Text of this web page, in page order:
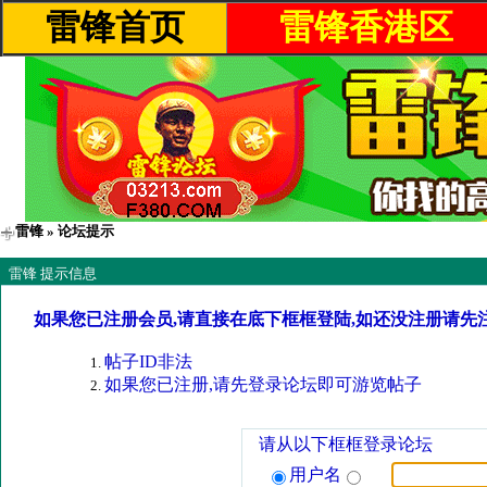
雷锋首页 雷锋香港区
雷锋 » 论坛提示
雷锋 提示信息
如果您已注册会员,请直接在底下框框登陆,如还没注册请先
帖子ID非法
如果您已注册,请先登录论坛即可游览帖子
请从以下框框登录论坛
用户名